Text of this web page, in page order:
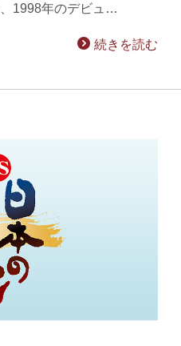
1998年のデビュ…
続きを読む